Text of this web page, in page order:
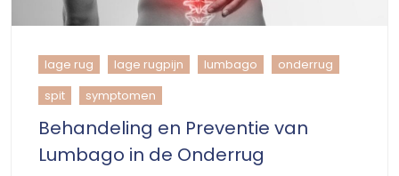
lage rug lage rugpijn lumbago onderrug
spit symptomen
Behandeling en Preventie van
Lumbago in de Onderrug